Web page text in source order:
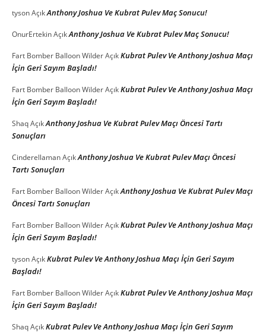
tysonAçıkAnthony Joshua Ve Kubrat Pulev Maç Sonucu!
OnurErtekinAçıkAnthony Joshua Ve Kubrat Pulev Maç Sonucu!
Fart Bomber Balloon WilderAçıkKubrat Pulev Ve Anthony Joshua Maçı
İçin Geri Sayım Başladı!
Fart Bomber Balloon WilderAçıkKubrat Pulev Ve Anthony Joshua Maçı
İçin Geri Sayım Başladı!
ShaqAçıkAnthony Joshua Ve Kubrat Pulev Maçı Öncesi Tartı
Sonuçları
CinderellamanAçıkAnthony Joshua Ve Kubrat Pulev Maçı Öncesi
Tartı Sonuçları
Fart Bomber Balloon WilderAçıkAnthony Joshua Ve Kubrat Pulev Maçı
Öncesi Tartı Sonuçları
Fart Bomber Balloon WilderAçıkKubrat Pulev Ve Anthony Joshua Maçı
İçin Geri Sayım Başladı!
tysonAçıkKubrat Pulev Ve Anthony Joshua Maçı İçin Geri Sayım
Başladı!
Fart Bomber Balloon WilderAçıkKubrat Pulev Ve Anthony Joshua Maçı
İçin Geri Sayım Başladı!
ShaqAçıkKubrat Pulev Ve Anthony Joshua Maçı İçin Geri Sayım